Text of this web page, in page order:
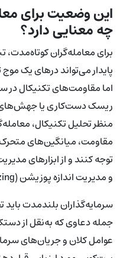
این وضعیت برای
چه معنایی دارد؟
اما مقاومت‌های تکنیکال در
ریسک دست‌کاری یا جهش‌های
منظر تحلیل تکنیکال،
مقاومت، میانگین‌های
و مدیریت اندازه پوزیشن (position sizing) استفاده نمایند.
سرمایه‌گذاران بلندمدت
جمله دعاوی که به‌نقل از